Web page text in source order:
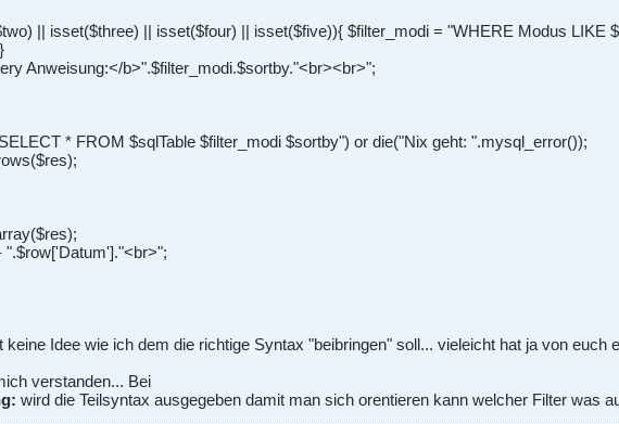
|| isset($three) || isset($four) || isset($five)){ $filter_modi = "WHERE Modus LIKE
Anweisung:</b>".$filter_modi.$sortby."<br><br>";
* FROM $sqlTable $filter_modi $sortby") or die("Nix geht: ".mysql_error());
keine Idee wie ich dem die richtige Syntax "beibringen" soll... vieleicht hat ja von euch
verstanden... Bei
wird die Teilsyntax ausgegeben damit man sich orentieren kann welcher Filter was